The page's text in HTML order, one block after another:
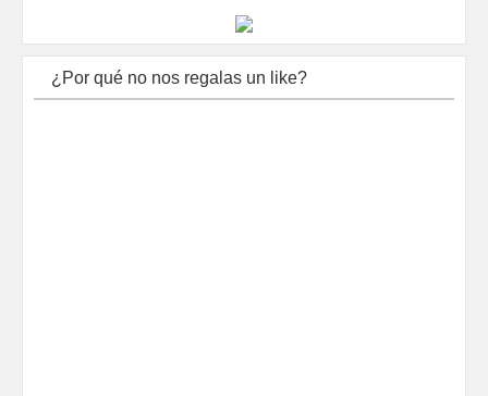
¿Por qué no nos regalas un like?